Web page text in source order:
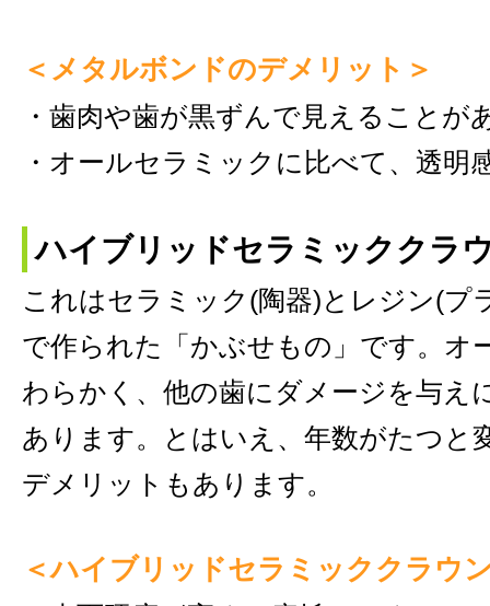
＜メタルボンドのデメリット＞
・歯肉や歯が黒ずんで見えることが
・オールセラミックに比べて、透明
ハイブリッドセラミッククラ
これはセラミック(陶器)とレジン(プ
で作られた「かぶせもの」です。オ
わらかく、他の歯にダメージを与え
あります。とはいえ、年数がたつと
デメリットもあります。
＜ハイブリッドセラミッククラウ